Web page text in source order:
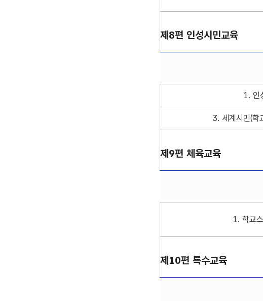
제8편 인성시민교육
제8편 인성시민교육 단위업무 정
1. 인
3. 세계시민(학
제9편 체육교육
1. 학교
제10편 특수교육